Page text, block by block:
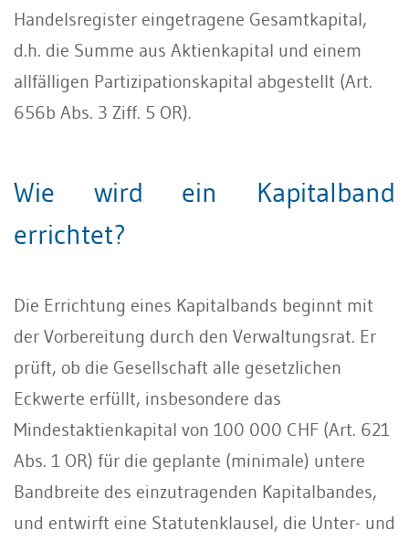
Handelsregister eingetragene Gesamtkapital,
d.h. die Summe aus Aktienkapital und einem
allfälligen Partizipationskapital abgestellt (Art.
656b Abs. 3 Ziff. 5 OR).
Wie wird ein Kapitalband
errichtet?
Die Errichtung eines Kapitalbands beginnt mit
der Vorbereitung durch den Verwaltungsrat. Er
prüft, ob die Gesellschaft alle gesetzlichen
Eckwerte erfüllt, insbesondere das
Mindestaktienkapital von 100 000 CHF (Art. 621
Abs. 1 OR) für die geplante (minimale) untere
Bandbreite des einzutragenden Kapitalbandes,
und entwirft eine Statutenklausel, die Unter- und